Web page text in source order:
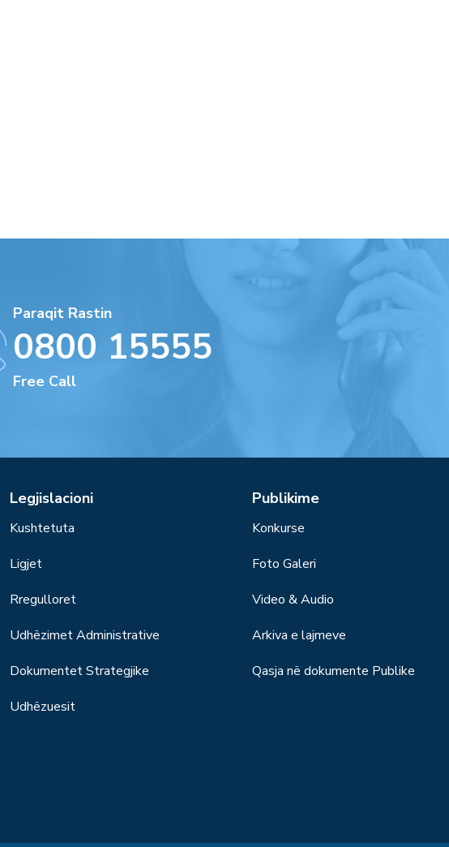
Paraqit Rastin
0800 15555
Free Call
Legjislacioni
Kushtetuta
Ligjet
Rregulloret
Udhëzimet Administrative
Dokumentet Strategjike
Udhëzuesit
Publikime
Konkurse
Foto Galeri
Video & Audio
Arkiva e lajmeve
Qasja në dokumente Publike